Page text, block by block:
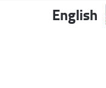
English